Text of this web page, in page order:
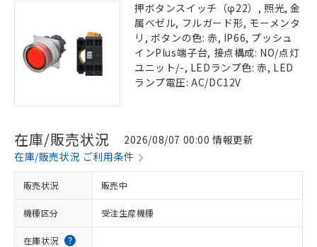
押ボタンスイッチ（φ22）, 照光, 金
属ベゼル, フルガード形, モーメンタ
リ, ボタンの色: 赤, IP66, プッシュ
インPlus端子台, 接点構成: NO/点灯
ユニット/-, LEDランプ色: 赤, LED
ランプ電圧: AC/DC12V
在庫/販売状況
2026/08/07 00:00 情報更新
在庫/販売状況 ご利用条件
販売状況 販売中
機種区分 受注生産機種
在庫状況